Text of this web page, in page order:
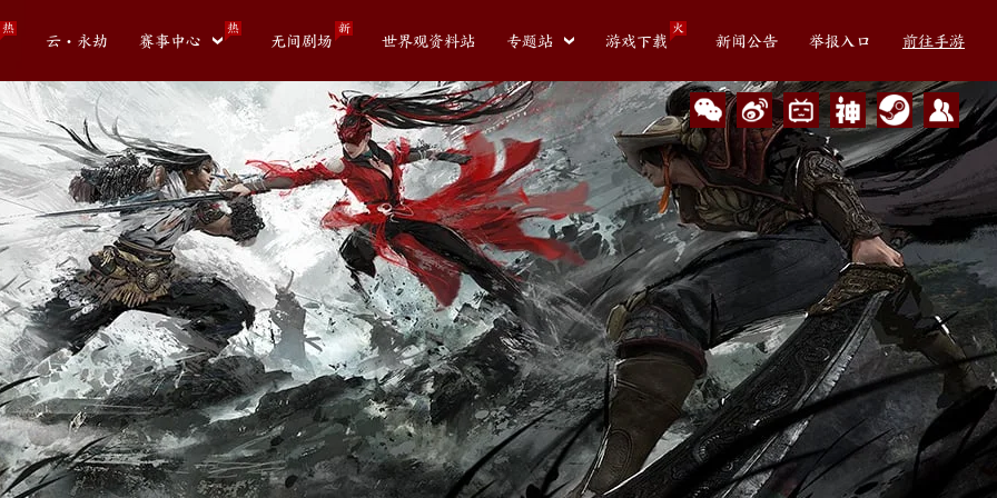
热
云・永劫 赛事中心
热
无间剧场
新
世界观资料站 专题站 游戏下载
火
新闻公告 举报入口 前往手游